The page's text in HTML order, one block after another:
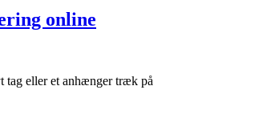
online
tag eller et anhænger træk på